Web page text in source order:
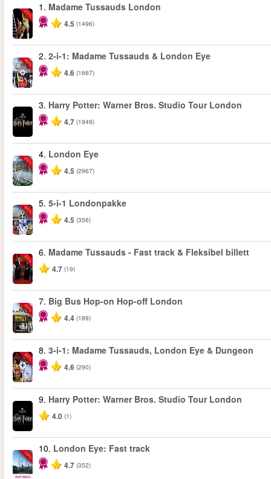
-25%
1. Madame Tussauds London
4.5 (1496)
-40%
2. 2-i-1: Madame Tussauds & London Eye
4.6 (1667)
3. Harry Potter: Warner Bros. Studio Tour London
4.7 (1949)
-25%
4. London Eye
4.5 (2967)
-60%
5. 5-i-1 Londonpakke
4.5 (356)
-25%
6. Madame Tussauds - Fast track & Fleksibel billett
4.7 (19)
-40%
7. Big Bus Hop-on Hop-off London
4.4 (189)
-30%
8. 3-i-1: Madame Tussauds, London Eye & Dungeon
4.6 (290)
9. Harry Potter: Warner Bros. Studio Tour London
4.0 (1)
-15%
10. London Eye: Fast track
4.7 (352)